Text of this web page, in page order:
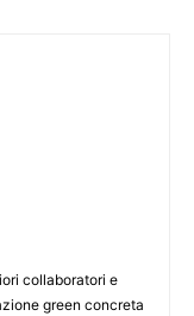
collaboratori e
green concreta